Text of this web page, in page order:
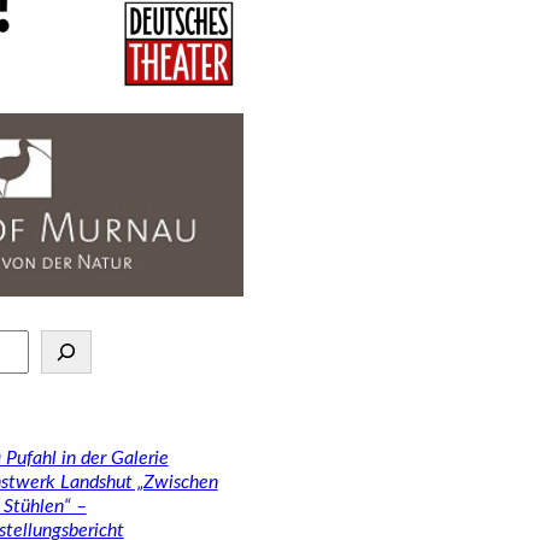
Pufahl in der Galerie
Landshut „Zwischen
–